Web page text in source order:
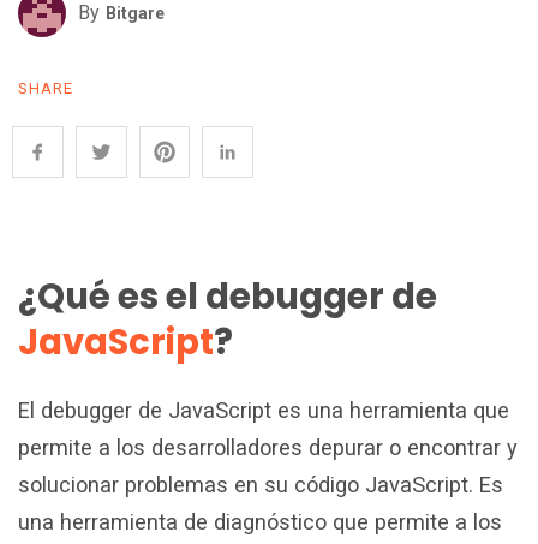
By Bitgare
SHARE
¿Qué es el debugger de
JavaScript?
El debugger de JavaScript es una herramienta que
permite a los desarrolladores depurar o encontrar y
solucionar problemas en su código JavaScript. Es
una herramienta de diagnóstico que permite a los